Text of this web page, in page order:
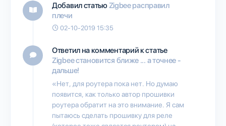
Добавил статью Zigbee расправил
плечи
02-10-2019 15:35
Ответил на комментарий к статье
Zigbee становится ближе ... а точнее -
дальше!
«Нет, для роутера пока нет. Но думаю
появится, как только автор прошивки
роутера обратит на это внимание. Я сам
пытаюсь сделать прошивку для реле